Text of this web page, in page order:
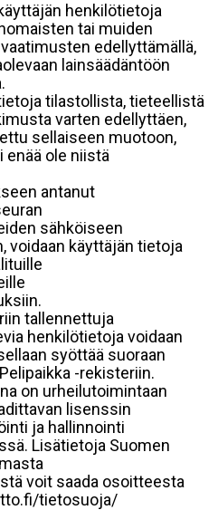
henkilötietoja
tai muiden
edellyttämällä,
lainsäädäntöön
tilastollista, tieteellistä
varten edellyttäen,
sellaiseen muotoon,
enää ole niistä
antanut
sähköiseen
voidaan käyttäjän tietoja
tallennettuja
henkilötietoja voidaan
syöttää suoraan
-rekisteriin.
on urheilutoimintaan
lisenssin
ja hallinnointi
Lisätietoja Suomen
voit saada osoitteesta
tietosuoja/